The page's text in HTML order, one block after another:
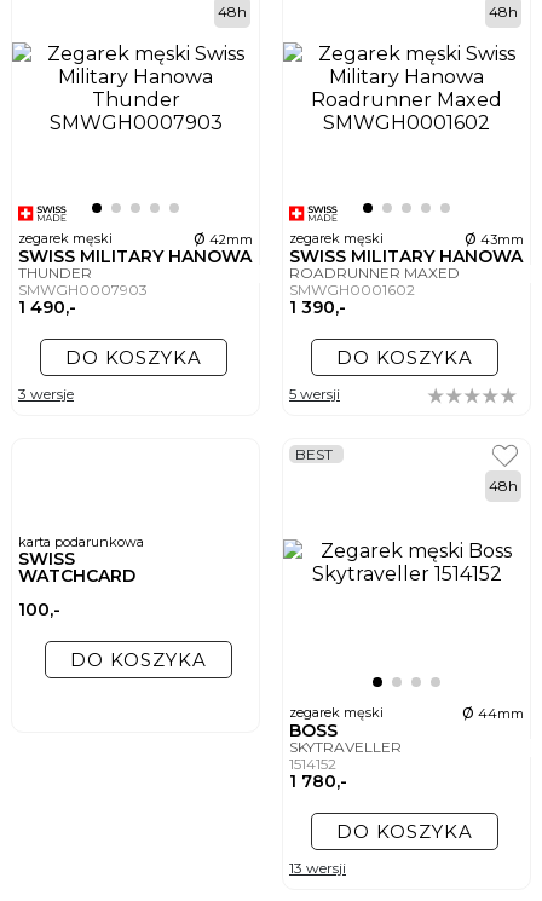
zegarek męski ø 42mm
SWISS MILITARY HANOWA
THUNDER
SMWGH0007903
1 490,-
48h
DO KOSZYKA
3 wersje
zegarek męski ø 43mm
SWISS MILITARY HANOWA
ROADRUNNER MAXED
SMWGH0001602
1 390,-
48h
DO KOSZYKA
5 wersji
karta podarunkowa
SWISS
WATCHCARD
100,-
DO KOSZYKA
zegarek męski ø 44mm
BOSS
SKYTRAVELLER
1514152
1 780,-
BEST
48h
DO KOSZYKA
13 wersji